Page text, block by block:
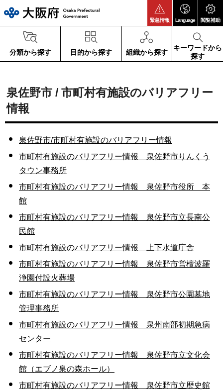
緊急情報 Language 閲覧補助
分類から探す 目的から探す 組織から探す
キーワードから
探す
泉佐野市 / 市町村有施設のバリアフリー
情報
泉佐野市/市町村有施設のバリアフリー情報
市町村有施設のバリアフリー情報 泉佐野市りんくう
タウン事務所
市町村有施設のバリアフリー情報 泉佐野市役所 本
館
市町村有施設のバリアフリー情報 泉佐野市立長南公
民館
市町村有施設のバリアフリー情報 上下水道庁舎
市町村有施設のバリアフリー情報 泉佐野市営檀波羅
浄園付設火葬場
市町村有施設のバリアフリー情報 泉佐野市公園墓地
管理事務所
市町村有施設のバリアフリー情報 泉州南部初期急病
センター
市町村有施設のバリアフリー情報 泉佐野市立文化会
館（エブノ泉の森ホール）
市町村有施設のバリアフリー情報 泉佐野市立歴史館